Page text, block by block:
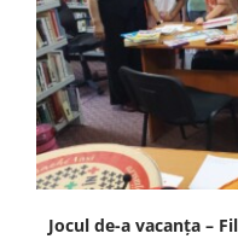
Jocul de-a vacanța –